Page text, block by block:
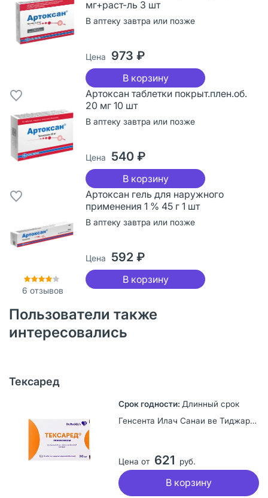
мг+раст-ль 3 шт
В аптеку завтра или позже
Цена 973 ₽
В корзину
Артоксан таблетки покрыт.плен.об.
20 мг 10 шт
В аптеку завтра или позже
Цена 540 ₽
В корзину
6 отзывов
Артоксан гель для наружного
применения 1 % 45 г 1 шт
В аптеку завтра или позже
Цена 592 ₽
В корзину
Пользователи также
интересовались
Тексаред
Длинный срок
Генсента Илач Санаи ве Тиджарeт А.Ш., Турция
Цена от 621 руб.
В корзину